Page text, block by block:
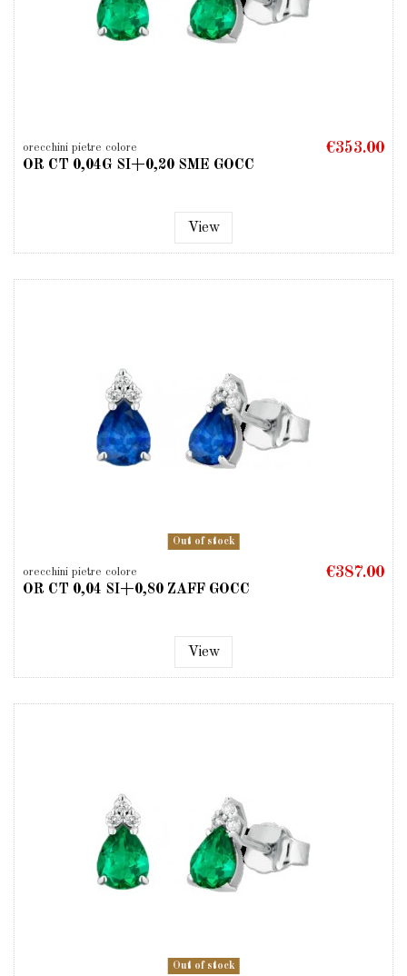
orecchini pietre colore
OR CT 0,04G SI+0,20 SME GOCC
€353.00
View
Out of stock
orecchini pietre colore
OR CT 0,04 SI+0,80 ZAFF GOCC
€387.00
View
Out of stock